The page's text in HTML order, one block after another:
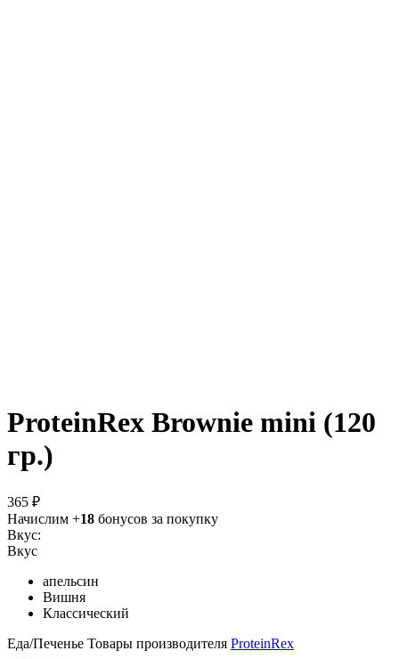
ProteinRex Brownie mini (120
гр.)
365 ₽
Начислим +18 бонусов за покупку
Вкус:
Вкус
апельсин
Вишня
Классический
Еда/Печенье Товары производителя ProteinRex